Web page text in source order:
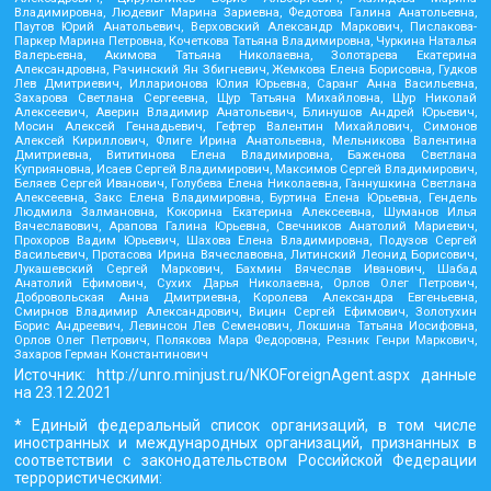
Владимировна, Людевиг Марина Зариевна, Федотова Галина Анатольевна,
Паутов Юрий Анатольевич, Верховский Александр Маркович, Пислакова-
Паркер Марина Петровна, Кочеткова Татьяна Владимировна, Чуркина Наталья
Валерьевна, Акимова Татьяна Николаевна, Золотарева Екатерина
Александровна, Рачинский Ян Збигневич, Жемкова Елена Борисовна, Гудков
Лев Дмитриевич, Илларионова Юлия Юрьевна, Саранг Анна Васильевна,
Захарова Светлана Сергеевна, Щур Татьяна Михайловна, Щур Николай
Алексеевич, Аверин Владимир Анатольевич, Блинушов Андрей Юрьевич,
Мосин Алексей Геннадьевич, Гефтер Валентин Михайлович, Симонов
Алексей Кириллович, Флиге Ирина Анатольевна, Мельникова Валентина
Дмитриевна, Вититинова Елена Владимировна, Баженова Светлана
Куприяновна, Исаев Сергей Владимирович, Максимов Сергей Владимирович,
Беляев Сергей Иванович, Голубева Елена Николаевна, Ганнушкина Светлана
Алексеевна, Закс Елена Владимировна, Буртина Елена Юрьевна, Гендель
Людмила Залмановна, Кокорина Екатерина Алексеевна, Шуманов Илья
Вячеславович, Арапова Галина Юрьевна, Свечников Анатолий Мариевич,
Прохоров Вадим Юрьевич, Шахова Елена Владимировна, Подузов Сергей
Васильевич, Протасова Ирина Вячеславовна, Литинский Леонид Борисович,
Лукашевский Сергей Маркович, Бахмин Вячеслав Иванович, Шабад
Анатолий Ефимович, Сухих Дарья Николаевна, Орлов Олег Петрович,
Добровольская Анна Дмитриевна, Королева Александра Евгеньевна,
Смирнов Владимир Александрович, Вицин Сергей Ефимович, Золотухин
Борис Андреевич, Левинсон Лев Семенович, Локшина Татьяна Иосифовна,
Орлов Олег Петрович, Полякова Мара Федоровна, Резник Генри Маркович,
Захаров Герман Константинович
Источник: http://unro.minjust.ru/NKOForeignAgent.aspx данные
на 23.12.2021
* Единый федеральный список организаций, в том числе
иностранных и международных организаций, признанных в
соответствии с законодательством Российской Федерации
террористическими: